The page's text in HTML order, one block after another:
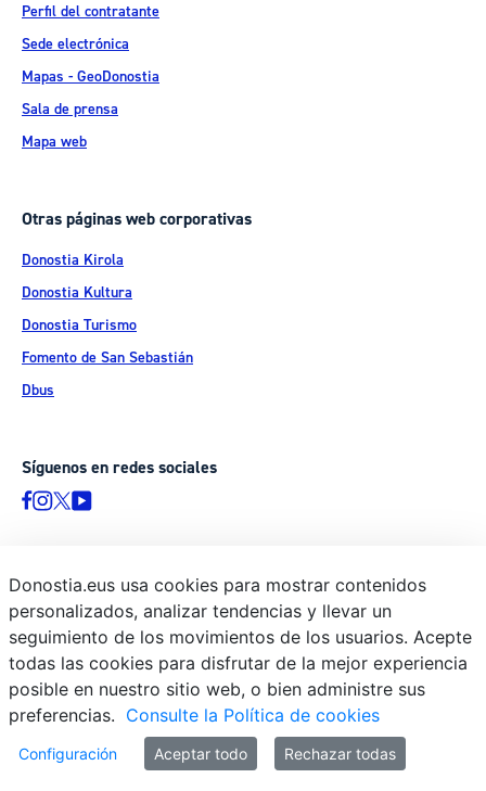
Perfil del contratante
Sede electrónica
Mapas - GeoDonostia
Sala de prensa
Mapa web
Otras páginas web corporativas
Donostia Kirola
Donostia Kultura
Donostia Turismo
Fomento de San Sebastián
Dbus
Síguenos en redes sociales
© Donostiako Udala - Ayuntamiento de Donostia / San Sebastián
Ijentea 1, 20003 Donostia / San Sebastián
Aviso legal
Política de privacidad
Política de cookies
Declaración de accesibilidad
Donostia.eus usa cookies para mostrar contenidos
personalizados, analizar tendencias y llevar un
seguimiento de los movimientos de los usuarios. Acepte
todas las cookies para disfrutar de la mejor experiencia
posible en nuestro sitio web, o bien administre sus
preferencias. Consulte la Política de cookies
Configuración Aceptar todo Rechazar todas